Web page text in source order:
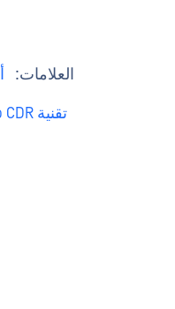
العلامات:
تقنية Deep CDR™